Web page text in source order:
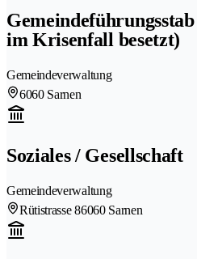
im Krisenfall besetzt)
Gemeindeverwaltung
6060 Sarnen
Soziales / Gesellschaft
Gemeindeverwaltung
Rütistrasse 86060 Sarnen